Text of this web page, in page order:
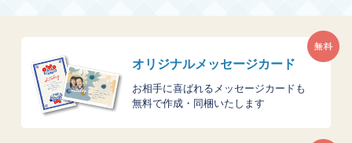
オリジナルメッセージカード
お相手に喜ばれるメッセージカードも
無料で作成・同梱いたします